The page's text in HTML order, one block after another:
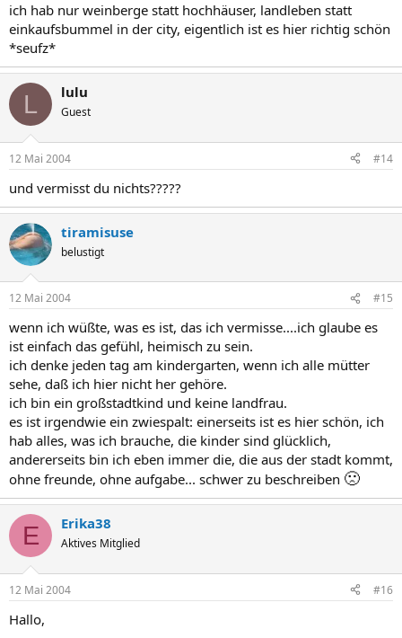
ich hab nur weinberge statt hochhäuser, landleben statt
einkaufsbummel in der city, eigentlich ist es hier richtig schön
*seufz*
L lulu
Guest
12 Mai 2004 #14
und vermisst du nichts?????
tiramisuse
belustigt
12 Mai 2004 #15
wenn ich wüßte, was es ist, das ich vermisse....ich glaube es
ist einfach das gefühl, heimisch zu sein.
ich denke jeden tag am kindergarten, wenn ich alle mütter
sehe, daß ich hier nicht her gehöre.
ich bin ein großstadtkind und keine landfrau.
es ist irgendwie ein zwiespalt: einerseits ist es hier schön, ich
hab alles, was ich brauche, die kinder sind glücklich,
andererseits bin ich eben immer die, die aus der stadt kommt,
ohne freunde, ohne aufgabe... schwer zu beschreiben 🙁
E Erika38
Aktives Mitglied
12 Mai 2004 #16
Hallo,